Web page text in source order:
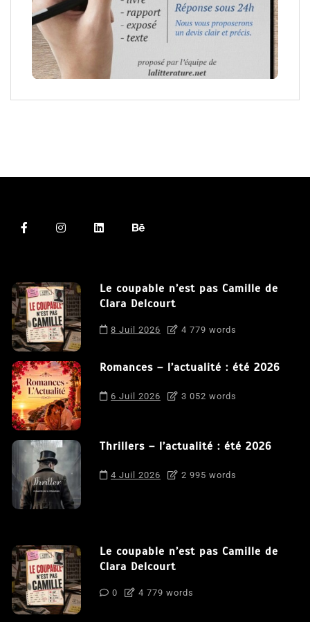
Le coupable n’est pas Camille de
Clara Delcourt
8 Juil 2026 4 779 words
Romances – l’actualité : été 2026
6 Juil 2026 3 052 words
Thrillers – l’actualité : été 2026
4 Juil 2026 2 995 words
Le coupable n’est pas Camille de
Clara Delcourt
0 4 779 words